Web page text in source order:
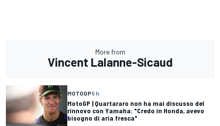
More from
Vincent Lalanne-Sicaud
MOTOGP5 h
MotoGP | Quartararo non ha mai discusso del
rinnovo con Yamaha: "Credo in Honda, avevo
bisogno di aria fresca"